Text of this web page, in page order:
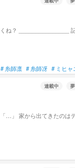
#糸師凛 #糸師冴 # ミヒャ
連載中